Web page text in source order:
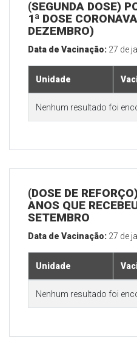
(SEGUNDA DOSE)
1ª DOSE
DEZEMBRO)
Data de Vacinação: 27 de
Unidade
Nenhum resultado foi
(DOSE DE
ANOS QUE
SETEMBRO
Data de Vacinação: 27 de
Unidade
Nenhum resultado foi